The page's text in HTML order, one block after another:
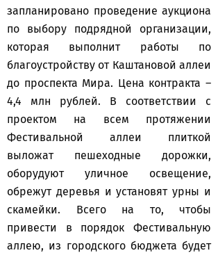
запланировано проведение аукциона
по выбору подрядной организации,
которая выполнит работы по
благоустройству от Каштановой аллеи
до проспекта Мира. Цена контракта –
4,4 млн рублей. В соответствии с
проектом на всем протяжении
Фестивальной аллеи плиткой
выложат пешеходные дорожки,
оборудуют уличное освещение,
обрежут деревья и установят урны и
скамейки. Всего на то, чтобы
привести в порядок Фестивальную
аллею, из городского бюджета будет